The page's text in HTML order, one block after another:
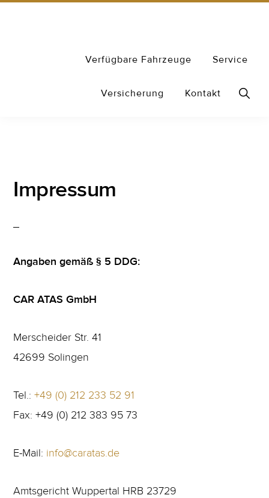
Verfügbare Fahrzeuge Service
Versicherung Kontakt
Show
Impressum
Angaben gemäß § 5 DDG:
CAR ATAS GmbH
Merscheider Str. 41
42699 Solingen
Tel.:+49 (0) 212 233 52 91
Fax: +49 (0) 212 383 95 73
E-Mail: info@caratas.de
Amtsgericht Wuppertal HRB 23729